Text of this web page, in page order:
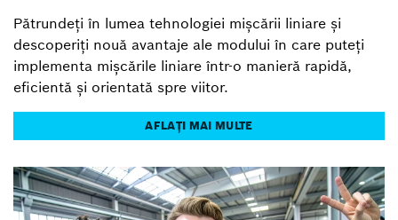
Pătrundeți în lumea tehnologiei mișcării liniare și
descoperiți nouă avantaje ale modului în care puteți
implementa mișcările liniare într-o manieră rapidă,
eficientă și orientată spre viitor.
AFLAȚI MAI MULTE